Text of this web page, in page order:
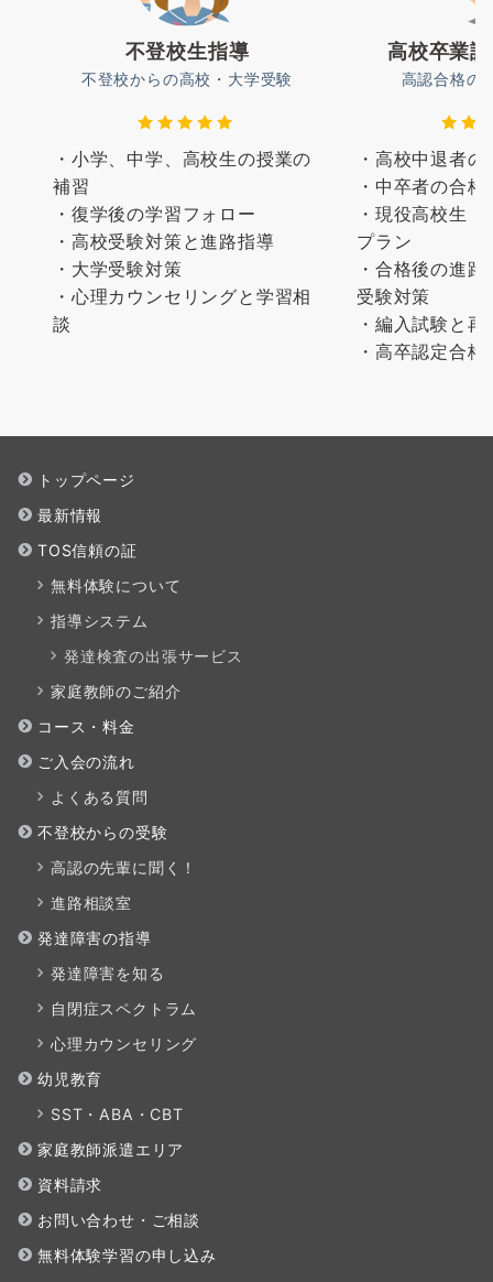
不登校生指導
不登校からの高校・大学受験
・小学、中学、高校生の授業の
補習
・復学後の学習フォロー
・高校受験対策と進路指導
・大学受験対策
・心理カウンセリングと学習相
談
高校卒業
高認合格の
・高校中退者
・中卒者の合格
・現役高校生
プラン
・合格後の進
受験対策
・編入試験と
・高卒認定合格
トップページ
最新情報
TOS信頼の証
無料体験について
指導システム
発達検査の出張サービス
家庭教師のご紹介
コース・料金
ご入会の流れ
よくある質問
不登校からの受験
高認の先輩に聞く！
進路相談室
発達障害の指導
発達障害を知る
自閉症スペクトラム
心理カウンセリング
幼児教育
SST・ABA・CBT
家庭教師派遣エリア
資料請求
お問い合わせ・ご相談
無料体験学習の申し込み